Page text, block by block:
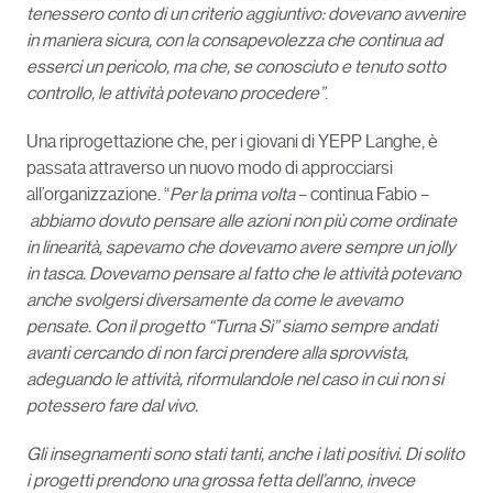
tenessero conto di un criterio aggiuntivo: dovevano avvenire
in maniera sicura, con la consapevolezza che continua ad
esserci un pericolo, ma che, se conosciuto e tenuto sotto
controllo, le attività potevano procedere”.
Una riprogettazione che, per i giovani di YEPP Langhe, è
passata attraverso un nuovo modo di approcciarsi
all’organizzazione. “Per la prima volta– continua Fabio –
abbiamo dovuto pensare alle azioni non più come ordinate
in linearità, sapevamo che dovevamo avere sempre un jolly
in tasca. Dovevamo pensare al fatto che le attività potevano
anche svolgersi diversamente da come le avevamo
pensate. Con il progetto “Turna Sì” siamo sempre andati
avanti cercando di non farci prendere alla sprovvista,
adeguando le attività, riformulandole nel caso in cui non si
potessero fare dal vivo.
Gli insegnamenti sono stati tanti, anche i lati positivi. Di solito
i progetti prendono una grossa fetta dell’anno, invece